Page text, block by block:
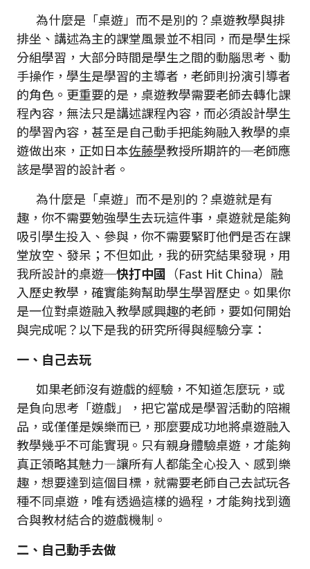
為什麼是「桌遊」而不是別的？桌遊教學與排
排坐、講述為主的課堂風景並不相同，而是學生採
分組學習，大部分時間是學生之間的動腦思考、動
手操作，學生是學習的主導者，老師則扮演引導者
的角色。更重要的是，桌遊教學需要老師去轉化課
程內容，無法只是講述課程內容，而必須設計學生
的學習內容，甚至是自己動手把能夠融入教學的桌
遊做出來，正如日本佐藤學教授所期許的─老師應
該是學習的設計者。
為什麼是「桌遊」而不是別的？桌遊就是有
趣，你不需要勉強學生去玩這件事，桌遊就是能夠
吸引學生投入、參與，你不需要緊盯他們是否在課
堂放空、發呆；不但如此，我的研究結果發現，用
我所設計的桌遊─快打中國 （Fast Hit China）融
入歷史教學，確實能夠幫助學生學習歷史。如果你
是一位對桌遊融入教學感興趣的老師，要如何開始
與完成呢？以下是我的研究所得與經驗分享：
一、自己去玩
如果老師沒有遊戲的經驗，不知道怎麼玩，或
是負向思考「遊戲」，把它當成是學習活動的陪襯
品，或僅僅是娛樂而已，那麼要成功地將桌遊融入
教學幾乎不可能實現。只有親身體驗桌遊，才能夠
真正領略其魅力—讓所有人都能全心投入、感到樂
趣，想要達到這個目標，就需要老師自己去試玩各
種不同桌遊，唯有透過這樣的過程，才能夠找到適
合與教材結合的遊戲機制。
二、 自己動手去做